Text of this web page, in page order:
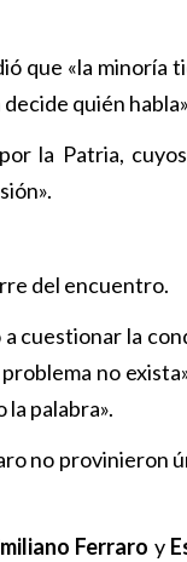
que «la minoría
quién
la Patria,
del encuentro.
cuestionar la
no
palabra».
no provinieron
Ferraro y